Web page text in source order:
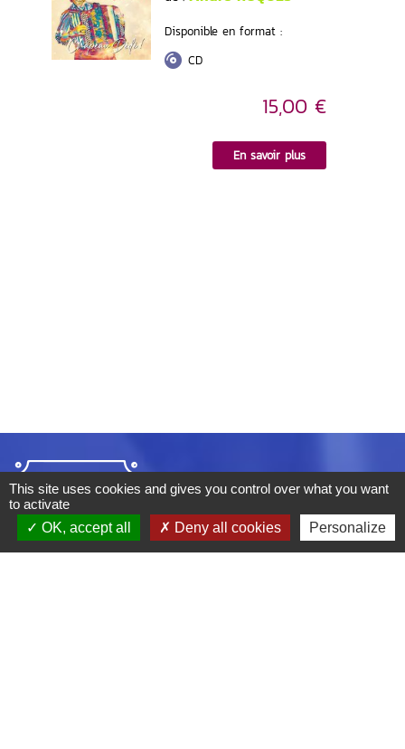
Disponible en format :
CD
15,00 €
En savoir plus
This site uses cookies and gives you control over what you want
to activate
OK, accept all
Deny all cookies Personalize